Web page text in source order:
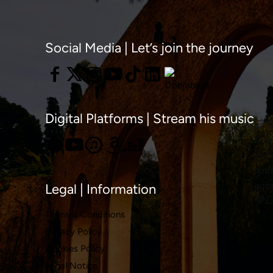
Social Media | Let’s join the journey
Digital Platforms | Stream his music
Legal | Information
Terms & Conditions
Privacy Policy
Cookies Policy
Legal Notice
ja ho
tenim
💚💥